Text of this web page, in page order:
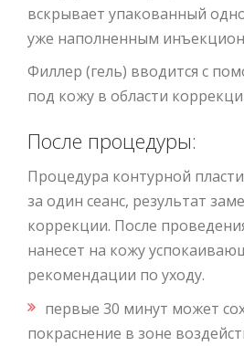
вскрывает упакованный
уже наполненным
Филлер (гель) вводится с
под кожу в области
После процедуры:
Процедура контурной
за один сеанс, результат
коррекции. После
нанесет на кожу
рекомендации по уходу.
первые 30 минут может
покраснение в зоне